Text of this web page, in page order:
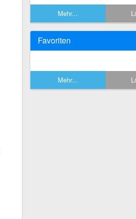
Mehr...
Favoriten
Mehr...